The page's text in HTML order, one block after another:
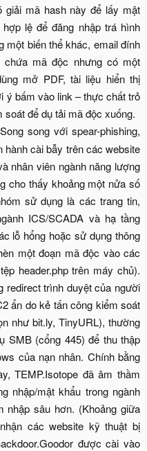
mã hash này để lấy mật
lệ để đăng nhập trá hình
một biến thể khác, email đính
chứa mã độc nhưng có một
mở PDF, tài liệu hiển thị
ý bấm vào link – thực chất trỏ
để dụ tải mã độc xuống.​
Song song với spear-phishing,
hành cài bẫy trên các website
nhân viên ngành năng lượng
cho thấy khoảng một nửa số
sử dụng là các trang tin,
ICS/SCADA và hạ tầng
lỗ hổng hoặc sử dụng thông
một đoạn mã độc vào các
header.php trên máy chủ).
redirect trình duyệt của người
ẩn do kẻ tấn công kiểm soát
như bit.ly, TinyURL), thường
SMB (cổng 445) để thu thập
của nạn nhân. Chính bằng
TEMP.Isotope đã âm thầm
nhập/mật khẩu trong ngành
nhập sâu hơn. (Khoảng giữa
các website kỹ thuật bị
được cài vào